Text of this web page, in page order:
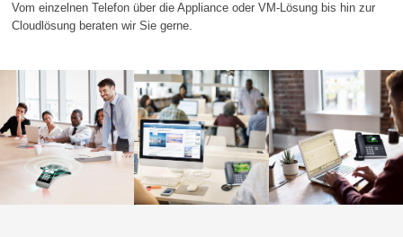
Vom einzelnen Telefon über die Appliance oder VM-Lösung bis hin zur
Cloudlösung beraten wir Sie gerne.